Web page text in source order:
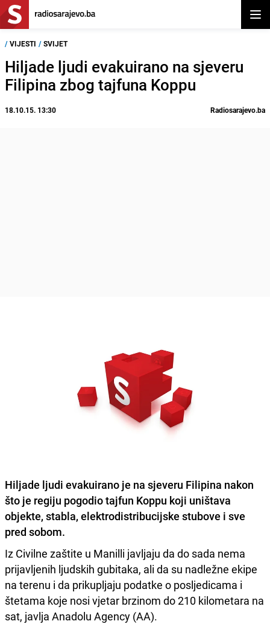
/ VIJESTI / SVIJET
Hiljade ljudi evakuirano na sjeveru
Filipina zbog tajfuna Koppu
18.10.15. 13:30 Radiosarajevo.ba
Hiljade ljudi evakuirano je na sjeveru Filipina nakon
što je regiju pogodio tajfun Koppu koji uništava
objekte, stabla, elektrodistribucijske stubove i sve
pred sobom.
Iz Civilne zaštite u Manilli javljaju da do sada nema
prijavljenih ljudskih gubitaka, ali da su nadležne ekipe
na terenu i da prikupljaju podatke o posljedicama i
štetama koje nosi vjetar brzinom do 210 kilometara na
sat, javlja Anadolu Agency (AA).